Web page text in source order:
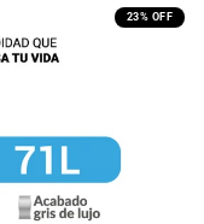
23% OFF